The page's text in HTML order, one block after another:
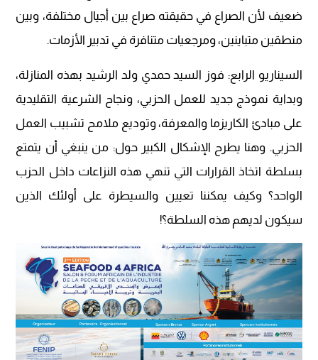
ضعيف لأن الصراع في حقيقته صراع بين أجيال مختلفة، وبين
منطقين متباينين، ومرجعيات متنافرة في تدبير الأزمات.
السيناريو الرابع: فوز السيد حمدي ولد الرشيد بهذه المنازلة،
وبداية نموذج جديد للعمل الحزبي، ونجاح الشرعية التقليدية
على مبادئ الكاريزما والمعرفة، وتوديع ملامح تشبيب العمل
الحزبي. وهنا يطرح الإشكال الكبير حول: من ينبغي أن يتمتع
بسلطة اتخاذ القرارات التي تنهي هذه النزاعات داخل الحزب
الواحد؟ وكيف يمكننا تعيين والسيطرة على أولئك الذين
سيكون لديهم هذه السلطة؟!